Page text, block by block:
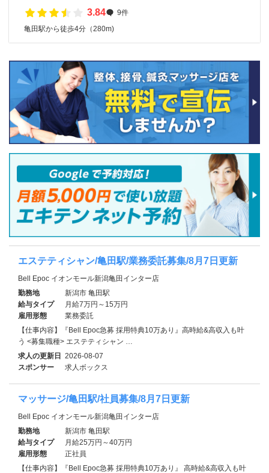
3.84
9件
亀田駅から徒歩4分（280m)
エステティシャン/亀田駅/業務委託募集/8月7日更新
Bell Epoc イオンモール新潟亀田インター店
勤務地
新潟市 亀田駅
給与タイプ
月給7万円～15万円
雇用形態
業務委託
【仕事内容】『Bell Epoc急募 採用特典10万あり』高時給&高収入も叶
う <募集職種> エステティシャン …
求人の更新日 2026-08-07
スポンサー
求人ボックス
マッサージ/亀田駅/社員募集/8月7日更新
Bell Epoc イオンモール新潟亀田インター店
勤務地
新潟市 亀田駅
給与タイプ
月給25万円～40万円
雇用形態
正社員
【仕事内容】『Bell Epoc急募 採用特典10万あり』 高時給&高収入も叶